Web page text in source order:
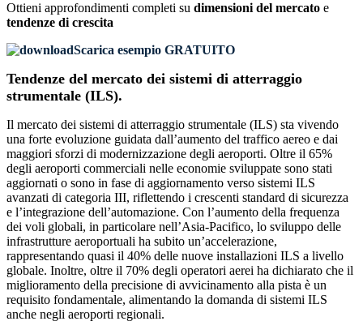
Ottieni approfondimenti completi su dimensioni del mercato e
tendenze di crescita
Scarica esempio GRATUITO
Tendenze del mercato dei sistemi di atterraggio
strumentale (ILS).
Il mercato dei sistemi di atterraggio strumentale (ILS) sta vivendo
una forte evoluzione guidata dall’aumento del traffico aereo e dai
maggiori sforzi di modernizzazione degli aeroporti. Oltre il 65%
degli aeroporti commerciali nelle economie sviluppate sono stati
aggiornati o sono in fase di aggiornamento verso sistemi ILS
avanzati di categoria III, riflettendo i crescenti standard di sicurezza
e l’integrazione dell’automazione. Con l’aumento della frequenza
dei voli globali, in particolare nell’Asia-Pacifico, lo sviluppo delle
infrastrutture aeroportuali ha subito un’accelerazione,
rappresentando quasi il 40% delle nuove installazioni ILS a livello
globale. Inoltre, oltre il 70% degli operatori aerei ha dichiarato che il
miglioramento della precisione di avvicinamento alla pista è un
requisito fondamentale, alimentando la domanda di sistemi ILS
anche negli aeroporti regionali.